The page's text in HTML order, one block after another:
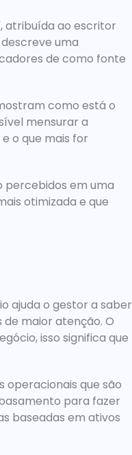
atribuída ao escritor
uma
de como fonte
como está o
mensurar a
o que mais for
percebidos em uma
otimizada e que
ajuda o gestor a saber
maior atenção. O
isso significa que
operacionais que são
para fazer
baseadas em ativos